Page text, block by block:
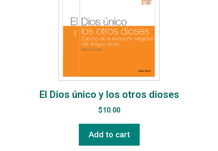
El Dios único y los otros dioses
$10.00
Add to cart